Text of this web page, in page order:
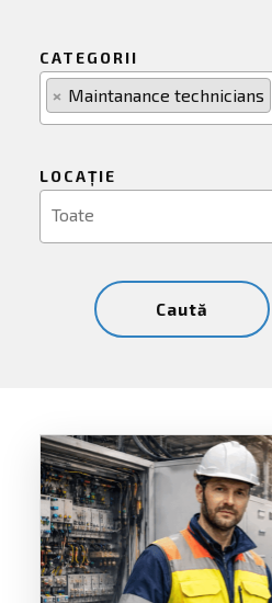
CATEGORII
× Maintanance technicians
LOCAȚIE